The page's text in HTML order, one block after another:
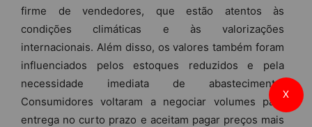
firme de vendedores, que estão atentos às
condições climáticas e às valorizações
internacionais. Além disso, os valores também foram
influenciados pelos estoques reduzidos e pela
necessidade imediata de abastecimento.
Consumidores voltaram a negociar volumes para
entrega no curto prazo e aceitam pagar preços mais
X